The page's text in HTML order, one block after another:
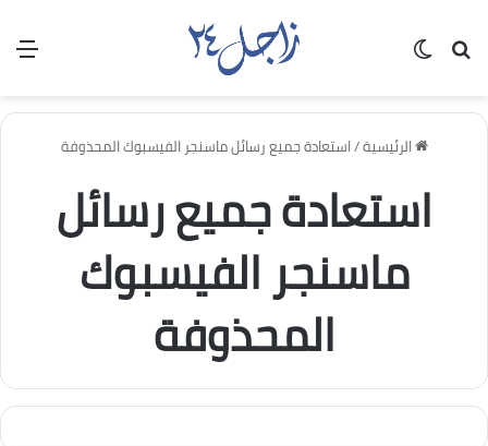
بحث عن
الرئيسية/استعادة جميع رسائل ماسنجر الفيسبوك المحذوفة
استعادة جميع رسائل
ماسنجر الفيسبوك
المحذوفة